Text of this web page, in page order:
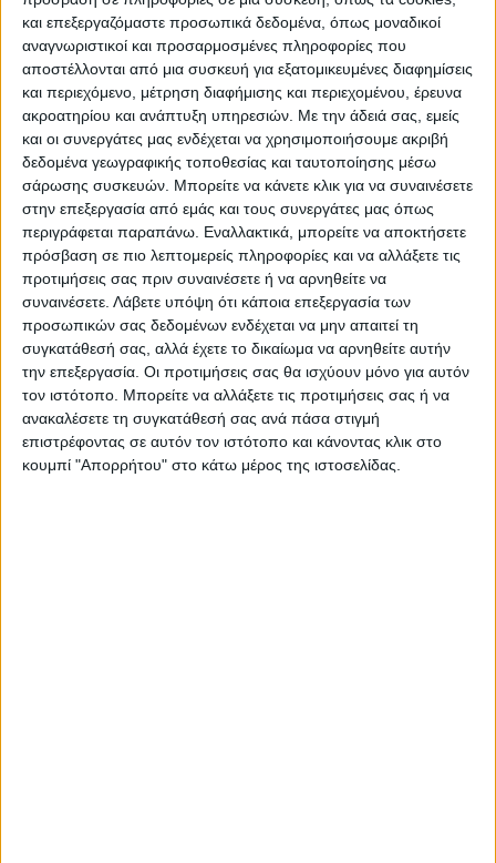
και επεξεργαζόμαστε προσωπικά δεδομένα, όπως μοναδικοί
αναγνωριστικοί και προσαρμοσμένες πληροφορίες που
αποστέλλονται από μια συσκευή για εξατομικευμένες διαφημίσεις
και περιεχόμενο, μέτρηση διαφήμισης και περιεχομένου, έρευνα
ακροατηρίου και ανάπτυξη υπηρεσιών. Με την άδειά σας, εμείς
και οι συνεργάτες μας ενδέχεται να χρησιμοποιήσουμε ακριβή
δεδομένα γεωγραφικής τοποθεσίας και ταυτοποίησης μέσω
σάρωσης συσκευών. Μπορείτε να κάνετε κλικ για να συναινέσετε
στην επεξεργασία από εμάς και τους συνεργάτες μας όπως
περιγράφεται παραπάνω. Εναλλακτικά, μπορείτε να αποκτήσετε
πρόσβαση σε πιο λεπτομερείς πληροφορίες και να αλλάξετε τις
προτιμήσεις σας πριν συναινέσετε ή να αρνηθείτε να
συναινέσετε. Λάβετε υπόψη ότι κάποια επεξεργασία των
προσωπικών σας δεδομένων ενδέχεται να μην απαιτεί τη
συγκατάθεσή σας, αλλά έχετε το δικαίωμα να αρνηθείτε αυτήν
την επεξεργασία. Οι προτιμήσεις σας θα ισχύουν μόνο για αυτόν
τον ιστότοπο. Μπορείτε να αλλάξετε τις προτιμήσεις σας ή να
ανακαλέσετε τη συγκατάθεσή σας ανά πάσα στιγμή
επιστρέφοντας σε αυτόν τον ιστότοπο και κάνοντας κλικ στο
κουμπί "Απορρήτου" στο κάτω μέρος της ιστοσελίδας.